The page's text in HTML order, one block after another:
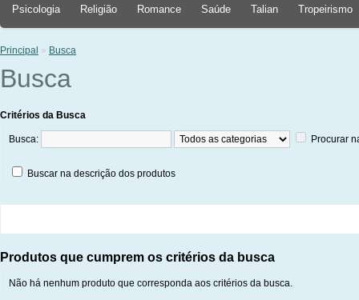
Psicologia Religião Romance Saúde Talian Tropeirismo
Principal » Busca
Busca
Critérios da Busca
Busca: Procurar
Buscar na descrição dos produtos
Produtos que cumprem os critérios da busca
Não há nenhum produto que corresponda aos critérios da busca.